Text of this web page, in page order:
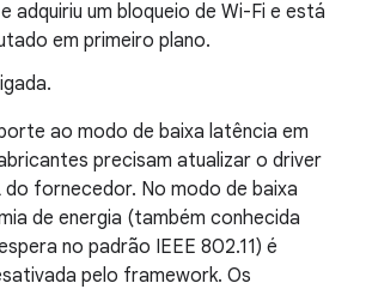
adquiriu um bloqueio de Wi-Fi e está
em primeiro plano.
ao modo de baixa latência em
precisam atualizar o driver
do fornecedor. No modo de baixa
de energia (também conhecida
no padrão IEEE 802.11) é
pelo framework. Os